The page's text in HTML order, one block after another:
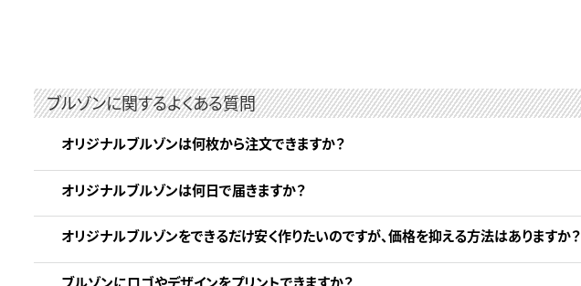
ブルゾンに関するよくある質問
オリジナルブルゾンは何枚から注文できますか？
オリジナルブルゾンは何日で届きますか？
オリジナルブルゾンをできるだけ安く作りたいのですが、価格を抑える方法はありますか？
ブルゾンにロゴやデザインをプリントできますか？